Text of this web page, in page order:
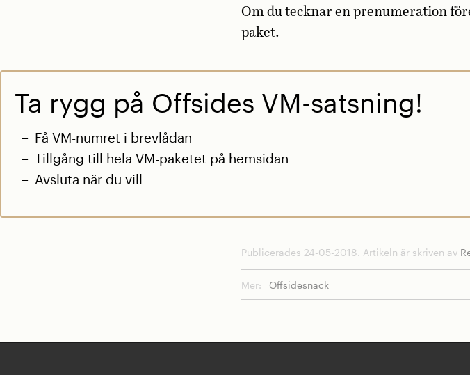
Om du tecknar en prenumeration
paket.
Ta rygg på Offsides VM-satsning!
Få VM-numret i brevlådan
Tillgång till hela VM-paketet på hemsidan
Avsluta när du vill
Publicerades 24-05-2018. Artikeln är skriven av
Mer: Offsidesnack